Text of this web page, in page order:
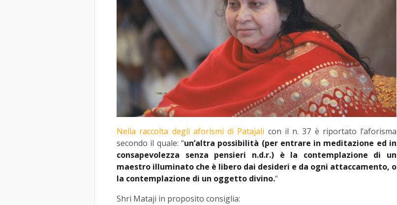
Nella raccolta degli aforismi di Patajali con il n. 37 è riportato l’aforisma
secondo il quale: “un’altra possibilità (per entrare in meditazione ed in
consapevolezza senza pensieri n.d.r.) è la contemplazione di un
maestro illuminato che è libero dai desideri e da ogni attaccamento, o
la contemplazione di un oggetto divino.“
Shri Mataji in proposito consiglia: